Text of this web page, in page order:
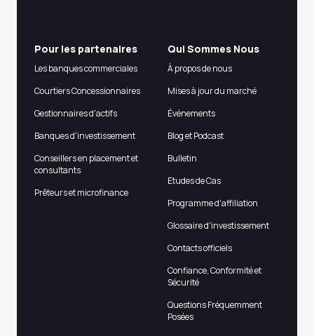
Pour les partenaires
Les banques commerciales
Courtiers Concessionnaires
Gestionnaires d'actifs
Banques d'investissement
Conseillers en placement et
consultants
Prêteurs et microfinance
Qui Sommes Nous
À propos de nous
Mises à jour du marché
Événements
Blog et Podcast
Bulletin
Etudes de Cas
Programme d'affiliation
Glossaire d'investissement
Contacts officiels
Confiance, Conformité et
Sécurité
Questions Fréquemment
Posées